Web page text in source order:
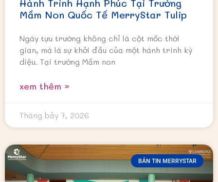
Hành Trình Hạnh Phúc Tại Trường
Mầm Non Quốc Tế MerryStar Tulip
Ngày tựu trường không chỉ là cột mốc thời
gian, mà là sự khởi đầu của một hành trình kỳ
diệu. Tại trường Mầm non
xem thêm »
Tháng bảy 7, 2026
BẢN TIN MERRYSTAR